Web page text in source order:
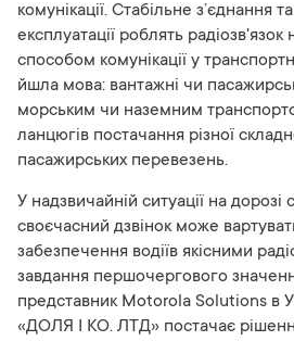
комунікації. Стабільне з’єднання
експлуатації роблять
способом комунікації у
йшла мова: вантажні чи
морським чи наземним
ланцюгів постачання різної
пасажирських перевезень.
У надзвичайній ситуації на
своєчасний дзвінок може
забезпечення водіїв якісними
завдання першочергового
представник Motorola Solutions в
«ДОЛЯ І КО. ЛТД» постачає